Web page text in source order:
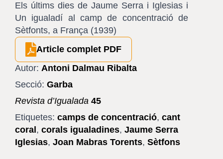
Els últims dies de Jaume Serra i Iglesias i
Un igualadí al camp de concentració de
Sètfonts, a França (1939)
Article complet PDF
Autor: Antoni Dalmau Ribalta
Secció: Garba
Revista d’Igualada 45
Etiquetes: camps de concentració, cant
coral , corals igualadines, Jaume Serra
Iglesias, Joan Mabras Torents, Sètfons